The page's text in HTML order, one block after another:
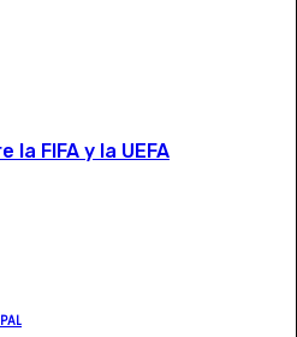
FIFA y la UEFA